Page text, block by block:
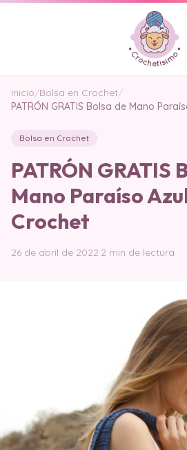
Inicio/Bolsa en Crochet/
PATRÓN GRATIS Bolsa de Mano
Bolsa en Crochet
PATRÓN GRATIS
Mano Paraíso
Crochet
26 de abril de 2022·2 min de lectura